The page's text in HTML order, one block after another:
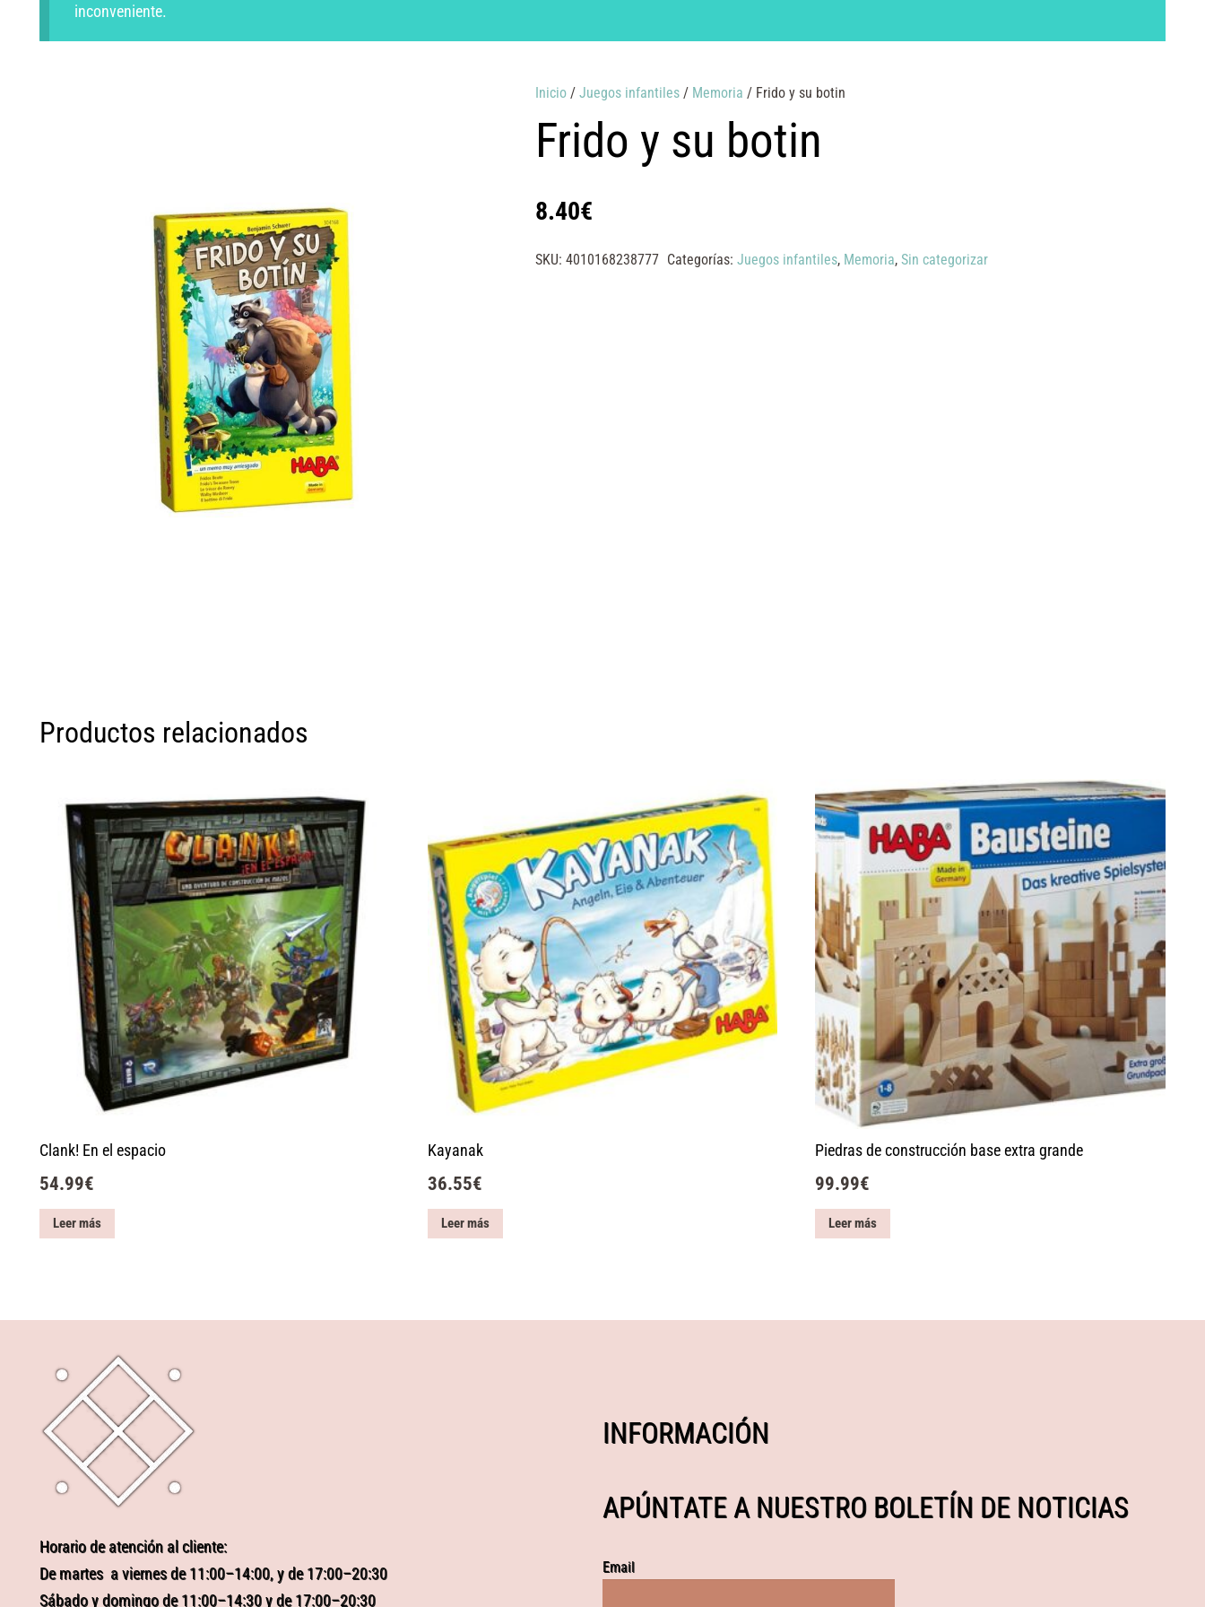
inconveniente.
Inicio/ Juegos infantiles/ Memoria / Frido y su botin
Frido y su botin
8.40€
SKU: 4010168238777 Categorías: Juegos infantiles, Memoria, Sin categorizar
Productos relacionados
Clank! En el espacio
54.99€
Leer más
Kayanak
36.55€
Leer más
Piedras de construcción base extra grande
99.99€
Leer más
Horario de atención al cliente:
De martes a viernes de 11:00–14:00, y de 17:00–20:30
Sábado y domingo de 11:00–14:30 y de 17:00–20:30
INFORMACIÓN
APÚNTATE A NUESTRO BOLETÍN DE NOTICIAS
Email